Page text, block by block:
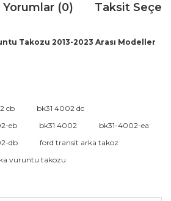
Yorumlar (0) Taksit
Takozu 2013-2023 Arası Modeller
ilk yorumu siz yapın!
Yorum Yaz
ürün açıklamalarında ve diğer
teşekkür ederiz.
cb
bk31 4002 dc
eb
bk31 4002
bk31-4002-ea
db
ford transit arka takoz
vuruntu takozu